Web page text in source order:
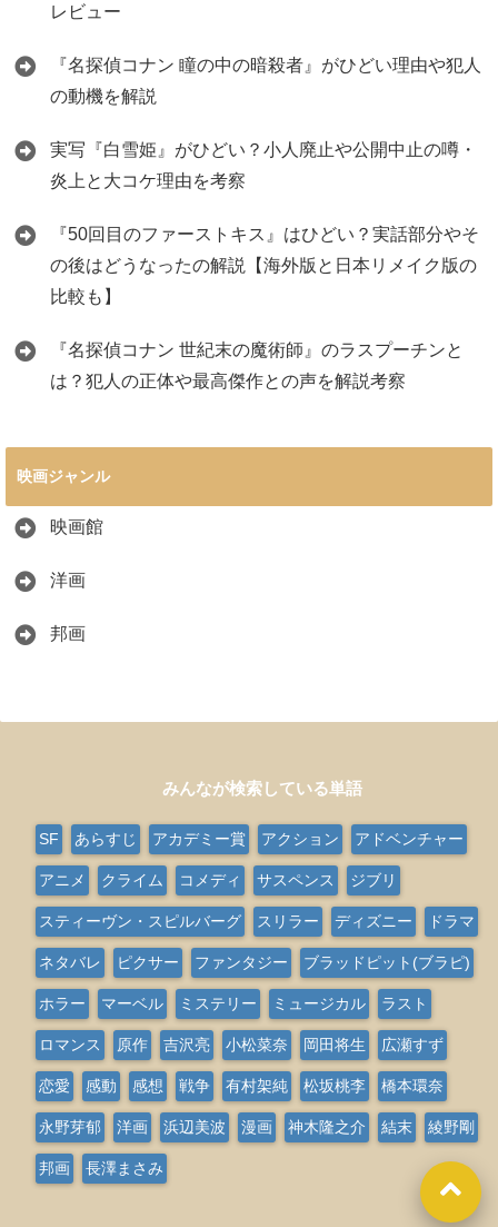
レビュー
『名探偵コナン 瞳の中の暗殺者』がひどい理由や犯人
の動機を解説
実写『白雪姫』がひどい？小人廃止や公開中止の噂・
炎上と大コケ理由を考察
『50回目のファーストキス』はひどい？実話部分やそ
の後はどうなったの解説【海外版と日本リメイク版の
比較も】
『名探偵コナン 世紀末の魔術師』のラスプーチンと
は？犯人の正体や最高傑作との声を解説考察
映画ジャンル
映画館
洋画
邦画
みんなが検索している単語
SF あらすじ アカデミー賞 アクション アドベンチャー
アニメ クライム コメディ サスペンス ジブリ
スティーヴン・スピルバーグ スリラー ディズニー ドラマ
ネタバレ ピクサー ファンタジー ブラッドピット(ブラピ)
ホラー マーベル ミステリー ミュージカル ラスト
ロマンス 原作 吉沢亮 小松菜奈 岡田将生 広瀬すず
恋愛 感動 感想 戦争 有村架純 松坂桃李 橋本環奈
永野芽郁 洋画 浜辺美波 漫画 神木隆之介 結末 綾野剛
邦画 長澤まさみ